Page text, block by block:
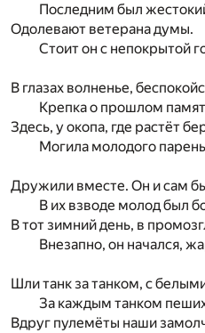
Последним был
Одолевают ветерана думы.
Стоит он с непокрытой
В глазах волненье,
Крепка о прошлом
Здесь, у окопа, где растёт
Могила молодого
Дружили вместе. Он и сам
В их взводе молод был
В тот зимний день, в
Внезапно, он начался,
Шли танк за танком, с
За каждым танком
Вдруг пулемёты наши